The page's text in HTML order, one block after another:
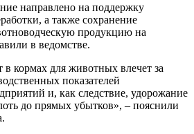
направлено на поддержку
а также сохранение
продукцию на
в ведомстве.
кормах для животных влечет за
показателей
‎и, как следствие, удорожание
до прямых убытков», – пояснили